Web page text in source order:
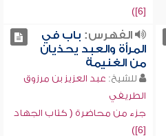
[6])
الفهرس: باب في
المرأة والعبد يحذيان
من الغنيمة
للشيخ: عبد العزيز بن مرزوق
الطريفي
جزء من محاضرة ( كتاب الجهاد
[6])